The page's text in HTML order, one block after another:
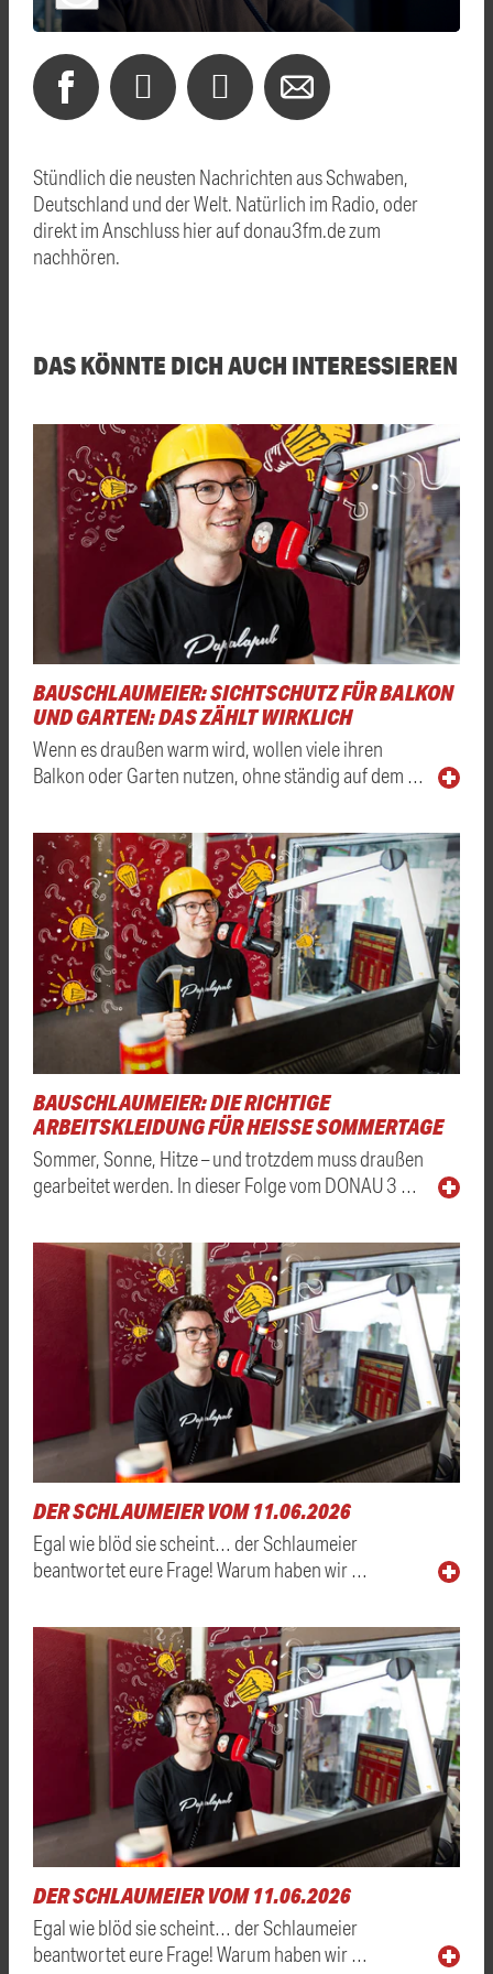
Stündlich die neusten Nachrichten aus Schwaben,
Deutschland und der Welt. Natürlich im Radio, oder
direkt im Anschluss hier auf donau3fm.de zum
nachhören.
DAS KÖNNTE DICH AUCH INTERESSIEREN
BAUSCHLAUMEIER: SICHTSCHUTZ FÜR BALKON
UND GARTEN: DAS ZÄHLT WIRKLICH
Wenn es draußen warm wird, wollen viele ihren
Balkon oder Garten nutzen, ohne ständig auf dem …
BAUSCHLAUMEIER: DIE RICHTIGE
ARBEITSKLEIDUNG FÜR HEISSE SOMMERTAGE
Sommer, Sonne, Hitze – und trotzdem muss draußen
gearbeitet werden. In dieser Folge vom DONAU 3 …
DER SCHLAUMEIER VOM 11.06.2026
Egal wie blöd sie scheint… der Schlaumeier
beantwortet eure Frage! Warum haben wir …
DER SCHLAUMEIER VOM 11.06.2026
Egal wie blöd sie scheint… der Schlaumeier
beantwortet eure Frage! Warum haben wir …